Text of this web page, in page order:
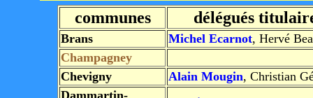
communes
délégués
Brans Michel Ecarnot, Hervé
Champagney
Chevigny
Alain Mougin, Christian
Dammartin-